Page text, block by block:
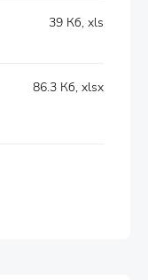
39 Кб, xls
86.3 Кб, xlsx